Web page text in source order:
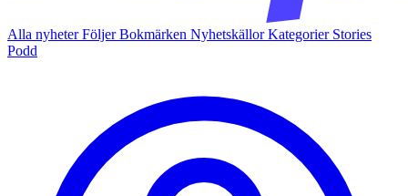
Alla nyheterFöljerBokmärken NyhetskällorKategorier Stories
Podd